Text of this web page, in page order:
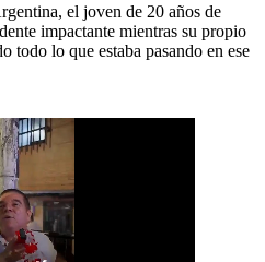
el joven de 20 años de
impactante mientras su propio
todo lo que estaba pasando en ese